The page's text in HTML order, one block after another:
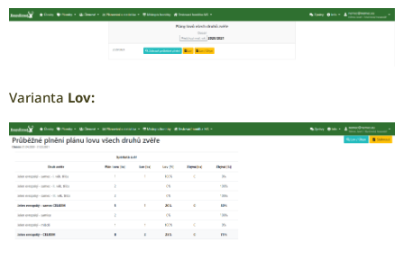
Varianta Lov: